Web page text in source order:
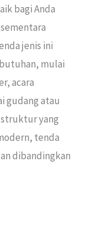
bagi Anda
jenis ini
mulai
acara
gudang atau
struktur yang
tenda
dibandingkan